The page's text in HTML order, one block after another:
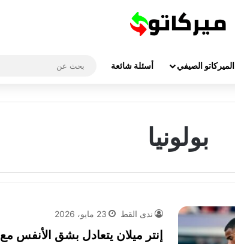
الميركاتو الصيفي أسئلة شائعة
بولونيا
ندى القط 23 مايو، 2026
إنتر ميلان يتعادل بشق الأنفس مع